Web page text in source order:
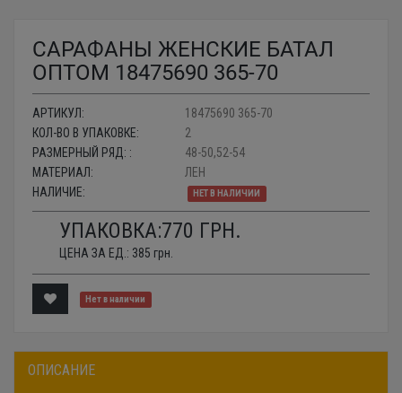
САРАФАНЫ ЖЕНСКИЕ БАТАЛ
ОПТОМ 18475690 365-70
АРТИКУЛ:
18475690 365-70
КОЛ-ВО В УПАКОВКЕ:
2
РАЗМЕРНЫЙ РЯД: :
48-50,52-54
МАТЕРИАЛ:
ЛЕН
НАЛИЧИЕ:
НЕТ В НАЛИЧИИ
УПАКОВКА:770 ГРН.
ЦЕНА ЗА ЕД.: 385 грн.
Нет в наличии
ОПИСАНИЕ